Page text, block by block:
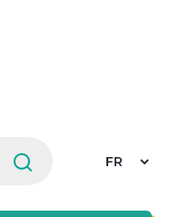
Select